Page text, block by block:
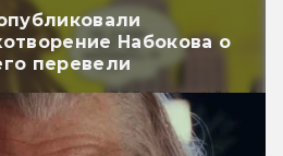
Набокова о
перевели